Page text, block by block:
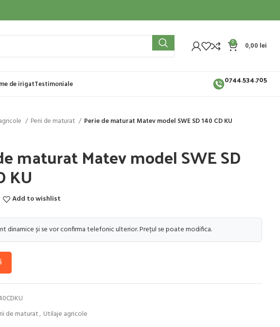
0 0,00 lei
de irigatTestimoniale 0744.534.705
Perii de maturat Perie de maturat Matev model SWE SD 140 CD KU
maturat Matev model SWE SD
KU
Add to wishlist
dinamice și se vor confirma telefonic ulterior. Prețul se poate modifica.
de maturat, Utilaje agricole